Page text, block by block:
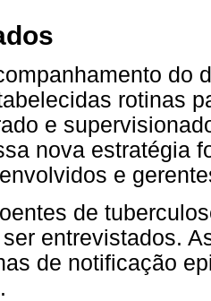
do
rotinas
e
nova estratégia
e
de
entrevistados.
de notificação